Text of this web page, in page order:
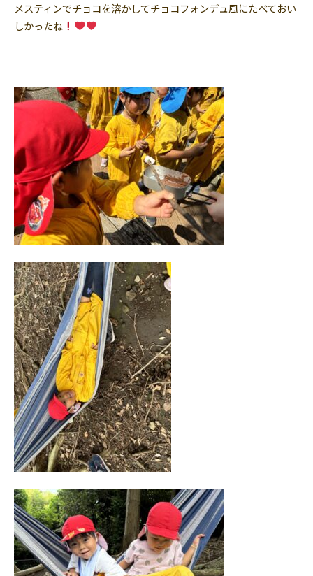
メスティンでチョコを溶かしてチョコフォンデュ風にたべておい
しかったね